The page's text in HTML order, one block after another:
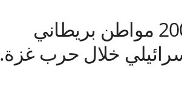
سانجيتا ميسكا: أكثر من 2000 مواطن بريطاني
خلال حرب غزة.